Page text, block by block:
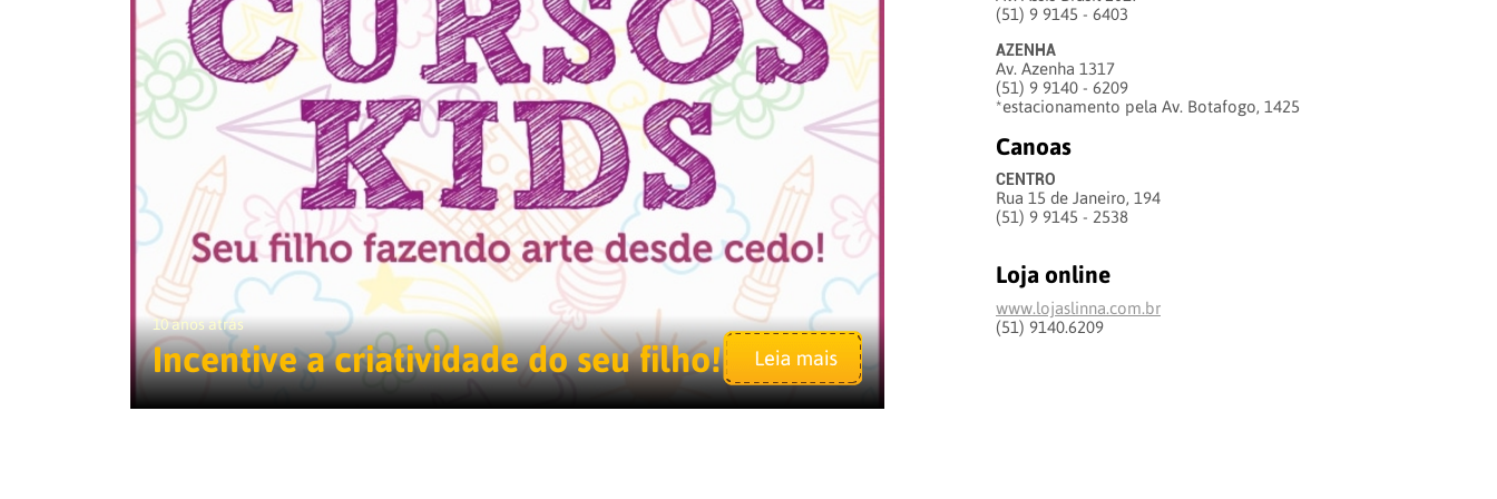
10 anos atrás
Incentive a criatividade do seu filho!
(51) 9 9145 - 6403
AZENHA
Av. Azenha 1317
(51) 9 9140 - 6209
*estacionamento pela Av. Botafogo, 1425
Canoas
CENTRO
Rua 15 de Janeiro, 194
(51) 9 9145 - 2538
Loja online
www.lojaslinna.com.br
(51) 9140.6209